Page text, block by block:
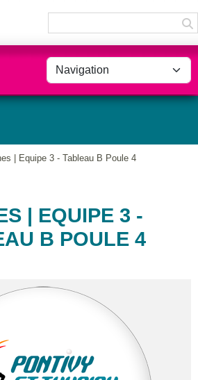
| Equipe 3 - Tableau B Poule 4
| EQUIPE 3 -
B POULE 4
cookies